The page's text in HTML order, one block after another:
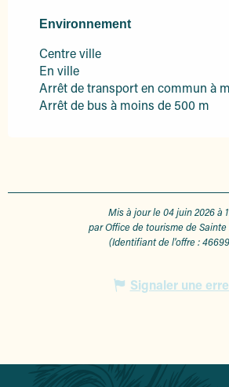
Environnement
Environnement
Centre ville
En ville
Arrêt de transport en commun à
Arrêt de bus à moins de 500 m
Mis à jour le 04 juin 2026 à
par Office de tourisme de
(Identifiant de l'offre :
Signaler une